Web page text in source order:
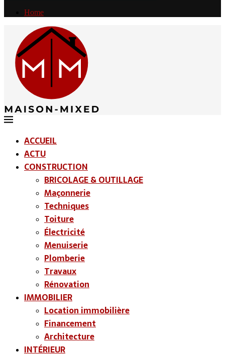
Home
ACCUEIL
ACTU
CONSTRUCTION
BRICOLAGE & OUTILLAGE
Maçonnerie
Techniques
Toiture
Électricité
Menuiserie
Plomberie
Travaux
Rénovation
IMMOBILIER
Location immobilière
Financement
Architecture
INTÉRIEUR